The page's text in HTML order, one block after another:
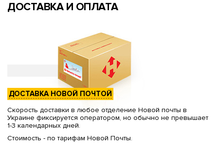
ДОСТАВКА И ОПЛАТА
ДОСТАВКА НОВОЙ ПОЧТОЙ
Скорость доставки в любое отделение Новой почты в
Украине фиксируется оператором, но обычно не превышает
1-3 календарных дней.
Стоимость - по тарифам Новой Почты.